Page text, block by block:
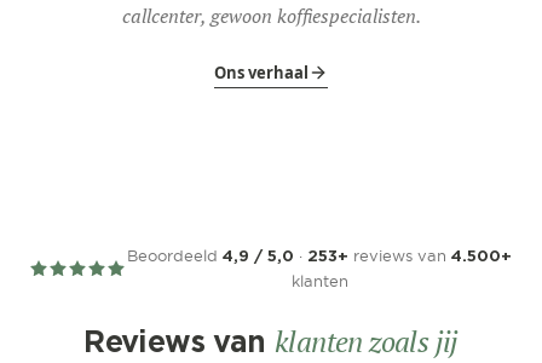
callcenter, gewoon koffiespecialisten.
Ons verhaal
Beoordeeld 4,9 / 5,0 · 253+ reviews van 4.500+
klanten
Reviews van klanten zoals jij